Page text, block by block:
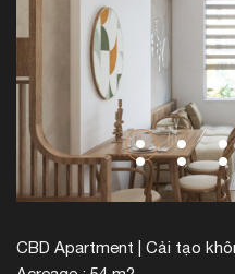
CBD Apartment | Cải tạo